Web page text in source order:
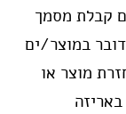
קבלת מסמך
במוצר/ים
מוצר או